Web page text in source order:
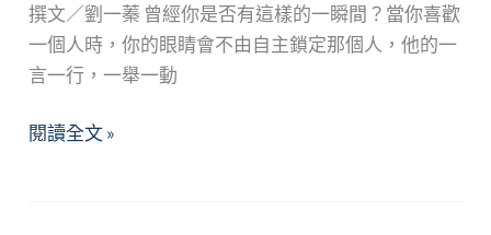
撰文／劉一蓁 曾經你是否有這樣的一瞬間？當你喜歡
一個人時，你的眼睛會不由自主鎖定那個人，他的一
言一行，一舉一動
好
閱讀全文 »